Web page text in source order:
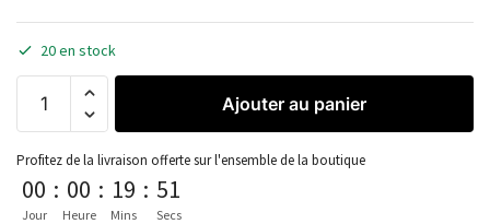
20 en stock
Ajouter au panier
Profitez de la livraison offerte sur l'ensemble de la boutique
00
Jour
: 00
Heure
: 19
Mins
: 50
Secs